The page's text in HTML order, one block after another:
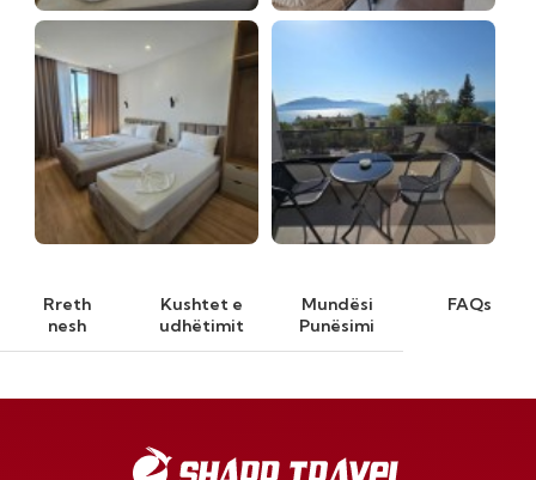
Rreth
nesh
Kushtet e
udhëtimit
Mundësi
Punësimi
FAQs